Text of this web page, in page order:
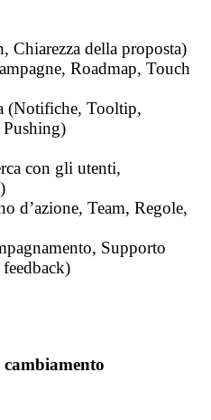
Chiarezza della proposta)
Roadmap, Touch
(Notifiche, Tooltip,
con gli utenti,
d’azione, Team, Regole,
Supporto